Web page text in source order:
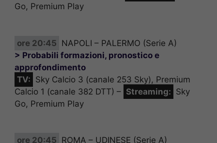
Go, Premium Play
ore 20:45 NAPOLI – PALERMO (Serie A)
> Probabili formazioni, pronostico e
approfondimento
TV: Sky Calcio 3 (canale 253 Sky), Premium
Calcio 1 (canale 382 DTT) – Streaming: Sky
Go, Premium Play
ore 20:45 ROMA – UDINESE (Serie A)